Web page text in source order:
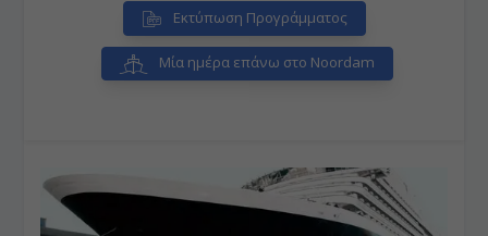
Εκτύπωση Προγράμματος
Μία ημέρα επάνω στο Noordam